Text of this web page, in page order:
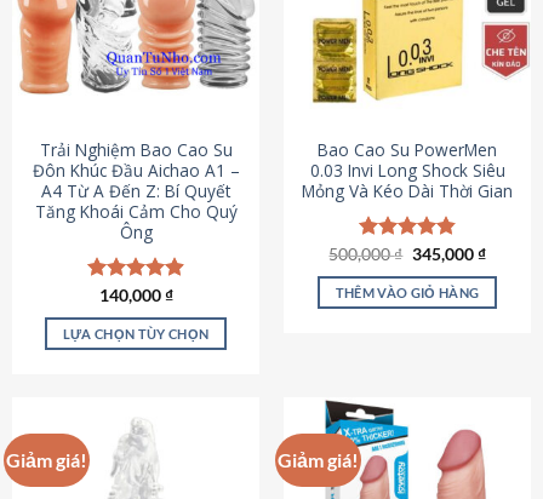
Trải Nghiệm Bao Cao Su
Đôn Khúc Đầu Aichao A1 –
A4 Từ A Đến Z: Bí Quyết
Tăng Khoái Cảm Cho Quý
Ông
Được xếp
hạng4.88
5 sao
140,000₫
LỰA CHỌN TÙY CHỌN
có
nhiều
biến
Bao Cao Su PowerMen
0.03 Invi Long Shock Siêu
Mỏng Và Kéo Dài Thời Gian
Được xếp
hạng4.85
5 sao
500,000₫ Giá
là:
500,000 ₫.
345,000₫Giá
tại
THÊM VÀO GIỎ HÀNG
Giảm giá! Giảm giá!